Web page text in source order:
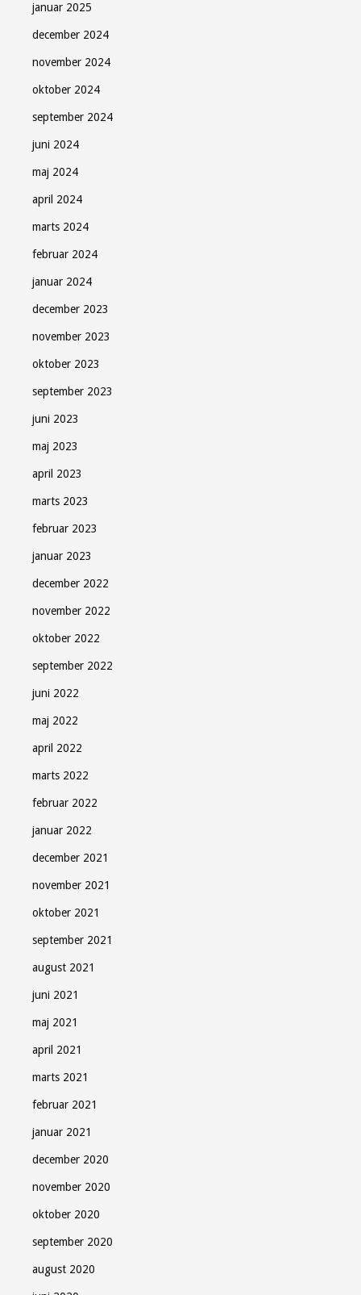
januar 2025
december 2024
november 2024
oktober 2024
september 2024
juni 2024
maj 2024
april 2024
marts 2024
februar 2024
januar 2024
december 2023
november 2023
oktober 2023
september 2023
juni 2023
maj 2023
april 2023
marts 2023
februar 2023
januar 2023
december 2022
november 2022
oktober 2022
september 2022
juni 2022
maj 2022
april 2022
marts 2022
februar 2022
januar 2022
december 2021
november 2021
oktober 2021
september 2021
august 2021
juni 2021
maj 2021
april 2021
marts 2021
februar 2021
januar 2021
december 2020
november 2020
oktober 2020
september 2020
august 2020